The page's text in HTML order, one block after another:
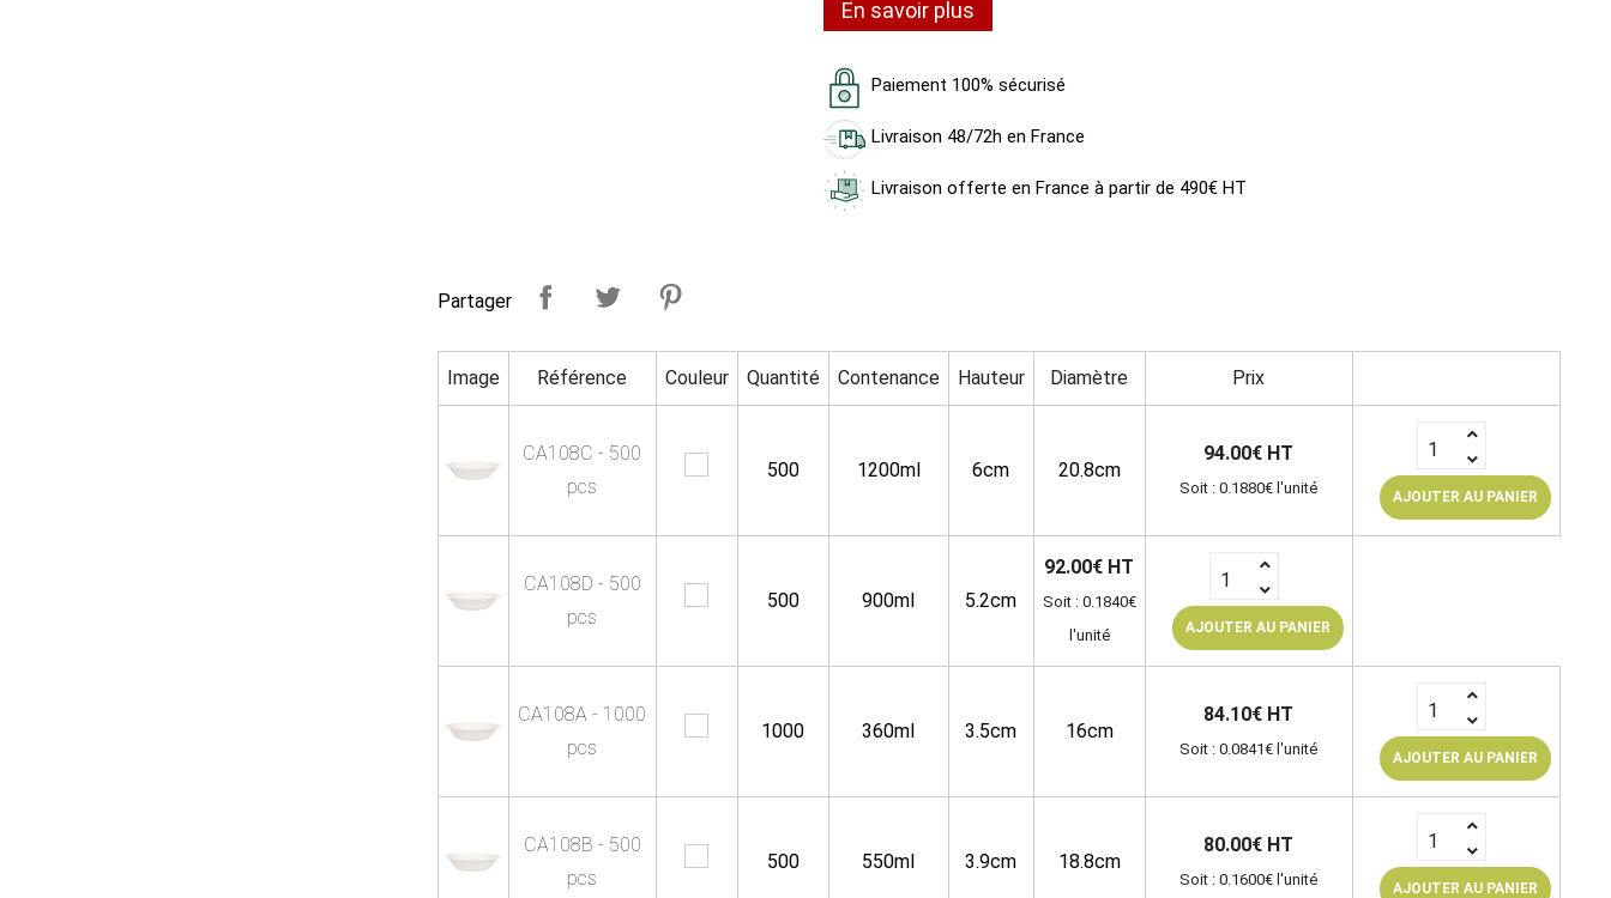
En savoir plus
Paiement 100% sécurisé
Livraison 48/72h en France
Livraison offerte en France à partir de 490€ HT
Partager
Image Référence Couleur Quantité Contenance Hauteur Diamètre Prix
CA108C - 500
pcs
500 1200ml 6cm 20.8cm
94.00€ HT
Soit : 0.1880€ l'unité AJOUTER AU PANIER
CA108D - 500
pcs
500 900ml 5.2cm
92.00€ HT
Soit : 0.1840€
l'unité
AJOUTER AU PANIER
CA108A - 1000
pcs
1000 360ml 3.5cm 16cm
84.10€ HT
Soit : 0.0841€ l'unité AJOUTER AU PANIER
CA108B - 500
pcs
500 550ml 3.9cm 18.8cm
80.00€ HT
Soit : 0.1600€ l'unité AJOUTER AU PANIER